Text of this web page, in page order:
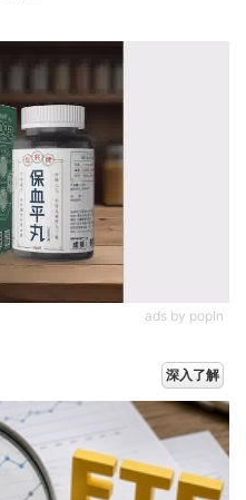
ads by popIn
深入了解